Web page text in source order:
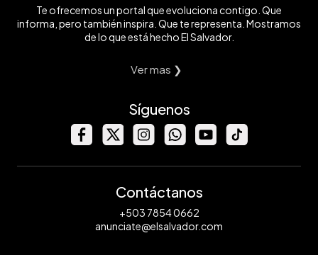
Te ofrecemos un portal que evoluciona contigo. Que
informa, pero también inspira. Que te representa. Mostramos
de lo que está hecho El Salvador.
Ver mas ❯
Síguenos
Contáctanos
+503 7854 0662
anunciate@elsalvador.com